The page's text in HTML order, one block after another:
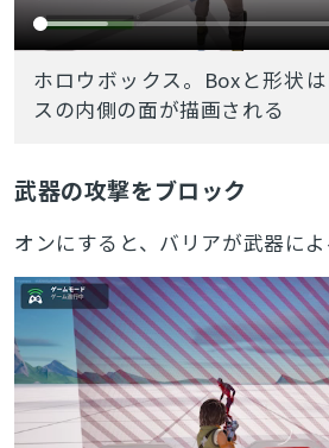
ホロウボックス。Boxと形状
スの内側の面が描画される
武器の攻撃をブロック
オンにすると、バリアが武器によ